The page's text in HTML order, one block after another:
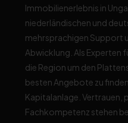
Immobilienerlebnis in
niederländischen und
mehrsprachigen Support
Abwicklung. Als Experten
die Region um den
besten Angebote zu
Kapitalanlage. Vertrauen,
Fachkompetenz stehen